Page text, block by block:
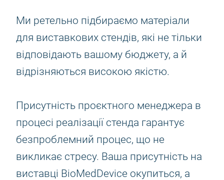
Ми ретельно підбираємо матеріали
для виставкових стендів, які не тільки
відповідають вашому бюджету, а й
відрізняються високою якістю.
Присутність проєктного менеджера в
процесі реалізації стенда гарантує
безпроблемний процес, що не
викликає стресу. Ваша присутність на
виставці BioMedDevice окупиться, а